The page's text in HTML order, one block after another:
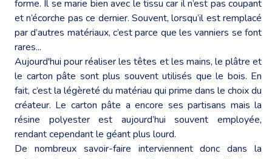
forme. Il se marie bien avec le tissu car il n’est pas coupant
et n’écorche pas ce dernier. Souvent, lorsqu’il est remplacé
par d’autres matériaux, c’est parce que les vanniers se font
rares...
Aujourd'hui pour réaliser les têtes et les mains, le plâtre et
le carton pâte sont plus souvent utilisés que le bois. En
fait, c’est la légèreté du matériau qui prime dans le choix du
créateur. Le carton pâte a encore ses partisans mais la
résine polyester est aujourd’hui souvent employée,
rendant cependant le géant plus lourd.
De nombreux savoir-faire interviennent donc dans la